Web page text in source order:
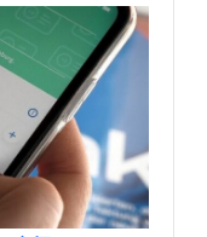
ルポー
超えた駐
が課題と
量不足が
台分の
アモビリ
います。
されるよ
d-
出典①）
、何を変
読み解く
月29
ことで、
じ土台で
画に健
技術的な
用面にあ
標として
対話がし
成を後押
施
が独自
の整備を
てすす
より洗練
協働して
チなどを
策定、公
れていま
入する際
レーンで
（一財）
り、ひと
ワーク
す。主な
、②ICT
サポー
援等のコ
改善サ
、データ
通推進
ルの基